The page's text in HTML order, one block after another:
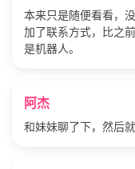
本来只是随便看看，
加了联系方式，比之
是机器人。
阿杰
和妹妹聊了下，然后